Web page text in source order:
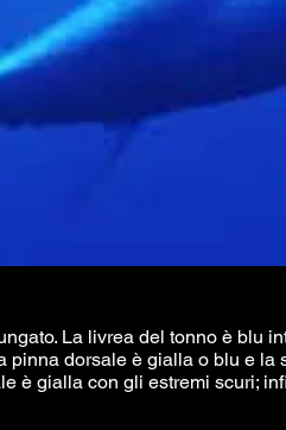
La livrea del tonno è blu
pinna dorsale è gialla o blu e
è gialla con gli estremi scuri;